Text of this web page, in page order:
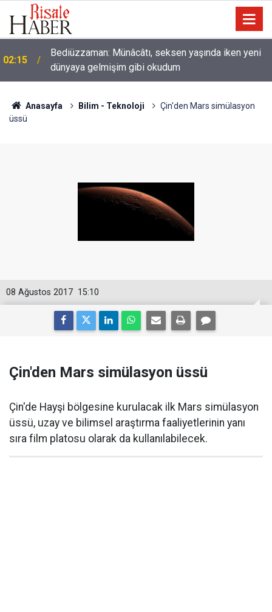
02:15
Bediüzzaman: Münâcâtı, seksen yaşında iken yeni
dünyaya gelmişim gibi okudum
Anasayfa Bilim - Teknoloji
Çin'den Mars simülasyon
üssü
15:10
08 Ağustos 2017
Çin'den Mars simülasyon üssü
Çin'de Hayşi bölgesine kurulacak ilk Mars simülasyon
üssü, uzay ve bilimsel araştırma faaliyetlerinin yanı
sıra film platosu olarak da kullanılabilecek.